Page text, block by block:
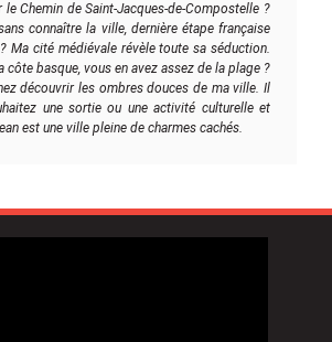
le Chemin de Saint-Jacques-de-Compostelle ?
connaître la ville, dernière étape française
Ma cité médiévale révèle toute sa séduction.
côte basque, vous en avez assez de la plage ?
découvrir les ombres douces de ma ville. Il
une sortie ou une activité culturelle et
est une ville pleine de charmes cachés.